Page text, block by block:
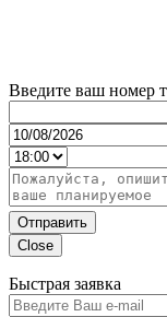
Введите ваш номер
Отправить
Close
Быстрая заявка